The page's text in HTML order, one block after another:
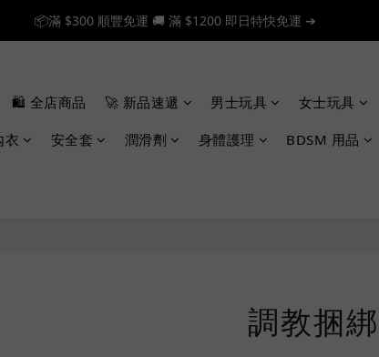
📦滿 $300 順豐免運 🚚 滿 $1200 即日特快免運 ➔
📦滿 $300 順豐免運 🚚 滿 $1200 即日特快免運 ➔
📦滿 $300 順豐免運 🚚 滿 $1200 即日特快免運 ➔
🛍️ 全店商品 🚀 新品速遞 男士玩具 女士玩具
衣 安全套 潤滑劑 身體護理 BDSM 用品
調教捆